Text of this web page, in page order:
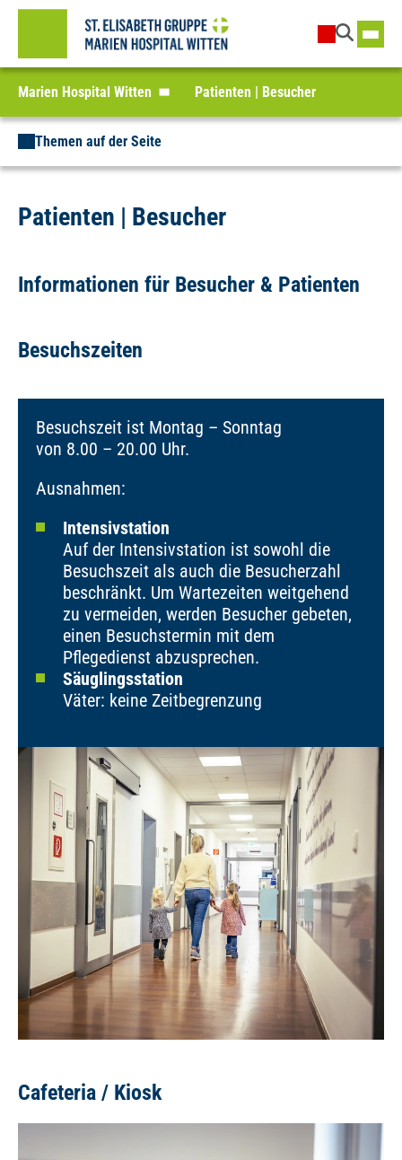
Marien Hospital Witten Patienten | Besucher
Themen auf der Seite
Patienten | Besucher
Informationen für Besucher & Patienten
Besuchszeiten
Besuchszeit ist Montag – Sonntag
von 8.00 – 20.00 Uhr.
Ausnahmen:
Intensivstation
Auf der Intensivstation ist sowohl die
Besuchszeit als auch die Besucherzahl
beschränkt. Um Wartezeiten weitgehend
zu vermeiden, werden Besucher gebeten,
einen Besuchstermin mit dem
Pflegedienst abzusprechen.
Säuglingsstation
Väter: keine Zeitbegrenzung
Cafeteria / Kiosk